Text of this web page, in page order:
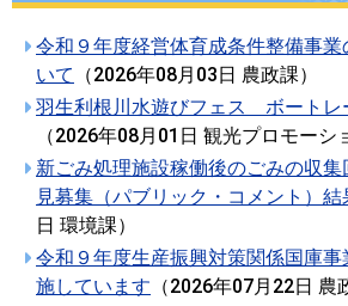
令和９年度経営体育成条件整備事
いて
（2026年08月03日 農政課）
羽生利根川水遊びフェス ボートレ
（2026年08月01日 観光プロモーシ
新ごみ処理施設稼働後のごみの収
見募集（パブリック・コメント）結
日 環境課）
令和９年度生産振興対策関係国庫
施しています （2026年07月22日 農